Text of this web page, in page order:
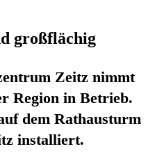
großflächig
Zeitz nimmt
Region in Betrieb.
dem Rathausturm
installiert.